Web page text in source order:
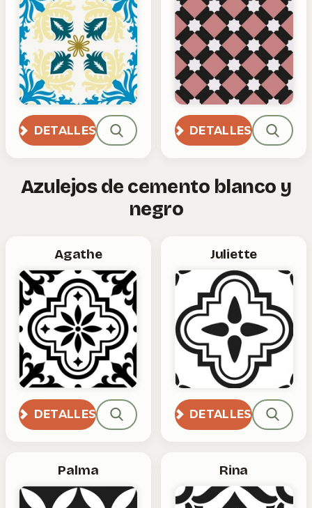
Azulejos de cemento blanco y
negro
Agathe
DETALLES
Juliette
DETALLES
Palma Rina
DETALLES DETALLES